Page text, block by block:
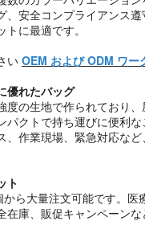
、安全コンプライアンス
に最適です。
い OEM および ODM ワー
優れたバッグ
度の生地で作られており
パクトで持ち運びに便利
、作業現場、緊急対応な
ト
ら大量注文可能です。医
在庫、販促キャンペーンな